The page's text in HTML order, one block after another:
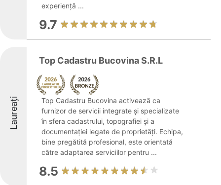
experiență ...
9.7
Laureați
Top Cadastru Bucovina S.R.L
Top Cadastru Bucovina activează ca
furnizor de servicii integrate și specializate
în sfera cadastrului, topografiei și a
documentației legate de proprietăți. Echipa,
bine pregătită profesional, este orientată
către adaptarea serviciilor pentru ...
8.5